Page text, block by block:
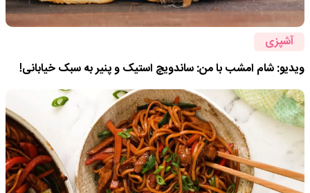
آشپزی
ویدیو: شام امشب با من: ساندویچ استیک و پنیر به سبک خیابانی!